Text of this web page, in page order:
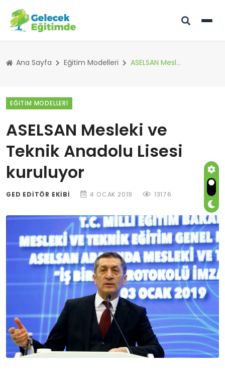
Ana Sayfa Eğitim Modelleri ASELSAN Mesleki ve Teknik Anadolu Lisesi kuruluyor
EĞITIM MODELLERI
ASELSAN Mesleki ve
Teknik Anadolu Lisesi
kuruluyor
GED EDITÖR EKIBI 4 OCAK 2019 13176